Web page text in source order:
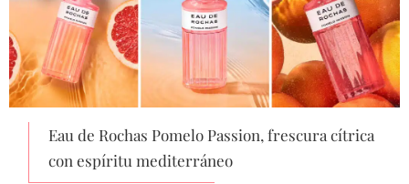
Eau de Rochas Pomelo Passion, frescura cítrica
con espíritu mediterráneo